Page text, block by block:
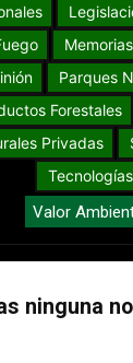
Parques
Forestales
Privadas
Tecnologías
Valor
ninguna